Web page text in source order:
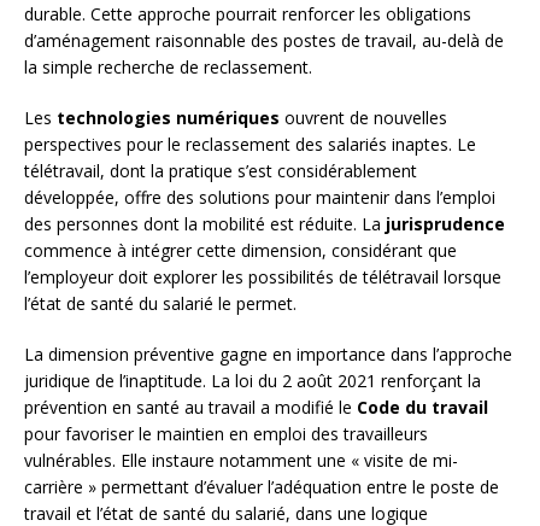
durable. Cette approche pourrait renforcer les obligations
d’aménagement raisonnable des postes de travail, au-delà de
la simple recherche de reclassement.
Les technologies numériques ouvrent de nouvelles
perspectives pour le reclassement des salariés inaptes. Le
télétravail, dont la pratique s’est considérablement
développée, offre des solutions pour maintenir dans l’emploi
des personnes dont la mobilité est réduite. La jurisprudence
commence à intégrer cette dimension, considérant que
l’employeur doit explorer les possibilités de télétravail lorsque
l’état de santé du salarié le permet.
La dimension préventive gagne en importance dans l’approche
juridique de l’inaptitude. La loi du 2 août 2021 renforçant la
prévention en santé au travail a modifié le Code du travail
pour favoriser le maintien en emploi des travailleurs
vulnérables. Elle instaure notamment une « visite de mi-
carrière » permettant d’évaluer l’adéquation entre le poste de
travail et l’état de santé du salarié, dans une logique